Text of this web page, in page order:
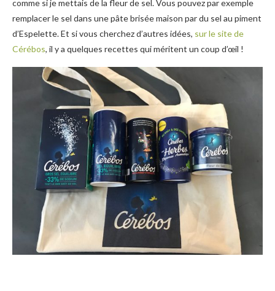
comme si je mettais de la fleur de sel. Vous pouvez par exemple
remplacer le sel dans une pâte brisée maison par du sel au piment
d’Espelette. Et si vous cherchez d’autres idées, sur le site de
Cérébos, il y a quelques recettes qui méritent un coup d’œil !